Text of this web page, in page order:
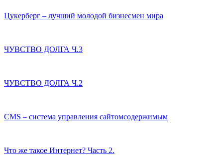
Цукерберг – лучший молодой бизнесмен мира
ЧУВСТВО ДОЛГА Ч.3
ЧУВСТВО ДОЛГА Ч.2
CMS – система управления сайтомсодержимым
Что же такое Интернет? Часть 2.